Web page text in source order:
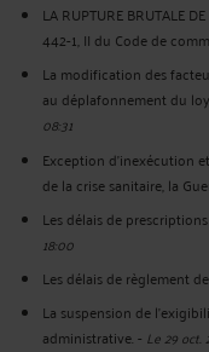
LA RUPTURE BRUTALE
442-1, II du Code de
La modification des
au déplafonnement du
08:31
Exception d’inexécution
de la crise sanitaire, la
Les délais de
18:00
Les délais de règlement
La suspension de
administrative.- Le 29 oct.